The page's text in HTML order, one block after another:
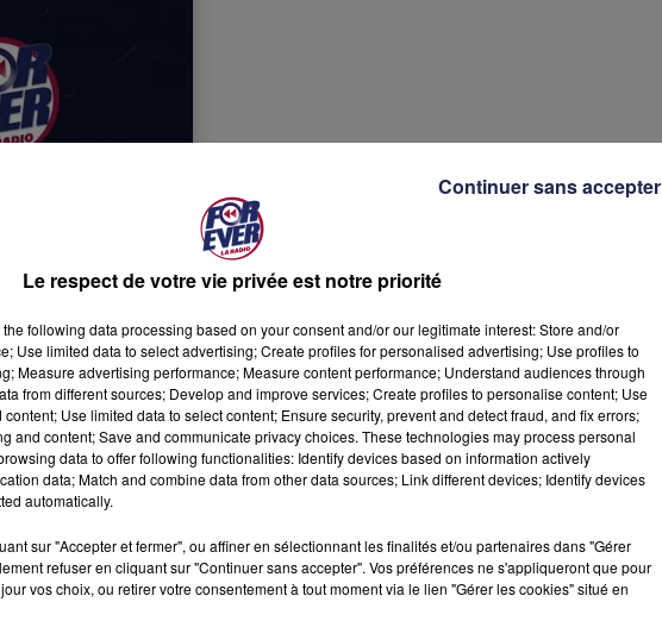
Le respect de votre vie privée est notre priorité
the following data processing based on your consent and/or our legitimate interest: Store and/or
Use limited data to select advertising; Create profiles for personalised advertising; Use profiles to
Measure advertising performance; Measure content performance; Understand audiences through
from different sources; Develop and improve services; Create profiles to personalise content; Use
Use limited data to select content; Ensure security, prevent and detect fraud, and fix errors;
and content; Save and communicate privacy choices. These technologies may process personal
data to offer following functionalities: Identify devices based on information actively
data; Match and combine data from other data sources; Link different devices; Identify devices
automatically.
sur "Accepter et fermer", ou affiner en sélectionnant les finalités et/ou partenaires dans "Gérer
refuser en cliquant sur "Continuer sans accepter". Vos préférences ne s'appliqueront que pour
vos choix, ou retirer votre consentement à tout moment via le lien "Gérer les cookies" situé en
Continuer sans accepter